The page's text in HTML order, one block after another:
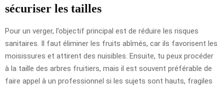
sécuriser les tailles
Pour un verger, l’objectif principal est de réduire les risques
sanitaires. Il faut éliminer les fruits abîmés, car ils favorisent les
moisissures et attirent des nuisibles. Ensuite, tu peux procéder
à la taille des arbres fruitiers, mais il est souvent préférable de
faire appel à un professionnel si les sujets sont hauts, fragiles